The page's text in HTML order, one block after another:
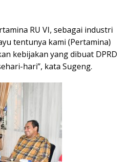
RU VI, sebagai industri
tentunya kami (Pertamina)
kebijakan yang dibuat DPRD
hari”, kata Sugeng.